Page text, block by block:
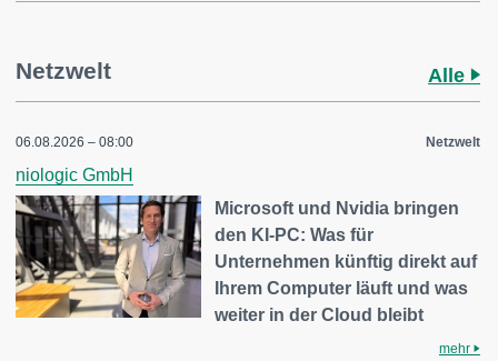
Netzwelt Alle
06.08.2026 – 08:00 Netzwelt
niologic GmbH
Microsoft und Nvidia bringen
den KI-PC: Was für
Unternehmen künftig direkt auf
Ihrem Computer läuft und was
weiter in der Cloud bleibt
mehr